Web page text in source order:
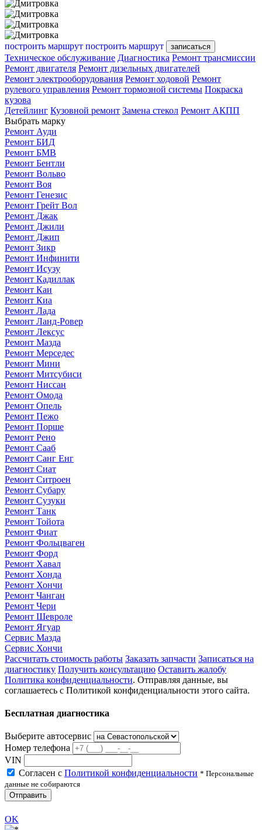
построить маршрут построить маршрут записаться
Техническое обслуживание Диагностика Ремонт трансмиссии
Ремонт двигателя Ремонт дизельных двигателей
Ремонт электрооборудования Ремонт ходовой Ремонт
рулевого управления Ремонт тормозной системы Покраска
кузова
Детейлинг Кузовной ремонт Замена стекол Ремонт АКПП
Выбрать марку
Ремонт Ауди
Ремонт БИД
Ремонт БМВ
Ремонт Бентли
Ремонт Вольво
Ремонт Воя
Ремонт Генезис
Ремонт Грейт Вол
Ремонт Джак
Ремонт Джили
Ремонт Джип
Ремонт Зикр
Ремонт Инфинити
Ремонт Исузу
Ремонт Кадиллак
Ремонт Каи
Ремонт Киа
Ремонт Лада
Ремонт Ланд-Ровер
Ремонт Лексус
Ремонт Мазда
Ремонт Мерседес
Ремонт Мини
Ремонт Митсубиси
Ремонт Ниссан
Ремонт Омода
Ремонт Опель
Ремонт Пежо
Ремонт Порше
Ремонт Рено
Ремонт Сааб
Ремонт Санг Енг
Ремонт Сиат
Ремонт Ситроен
Ремонт Субару
Ремонт Сузуки
Ремонт Танк
Ремонт Тойота
Ремонт Фиат
Ремонт Фольцваген
Ремонт Форд
Ремонт Хавал
Ремонт Хонда
Ремонт Хончи
Ремонт Чанган
Ремонт Чери
Ремонт Шевроле
Ремонт Ягуар
Сервис Мазда
Сервис Хончи
Рассчитать стоимость работы Заказать запчасти Записаться на
диагностику Получить консультацию Оставить жалобу
Политика конфиденциальности. Отправляя данные, вы
соглашаетесь с Политикой конфиденциальности этого сайта.
Бесплатная диагностика
Выберите автосервис
Номер телефона
VIN
Согласен с Политикой конфиденциальности * Персональные
данные не собираются
Отправить
OK